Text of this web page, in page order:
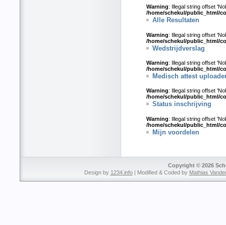
Warning: Illegal string offset
/home/schekul/public_html/
Alle Resultaten
Warning: Illegal string offset
/home/schekul/public_html/
Wedstrijdverslag
Warning: Illegal string offset
/home/schekul/public_html/
Medisch attest
Warning: Illegal string offset
/home/schekul/public_html/
Status inschrijving
Warning: Illegal string offset
/home/schekul/public_html/
Mijn voordelen
Copyright © 2026
Design by 1234.info| Modified & Coded by Mathias